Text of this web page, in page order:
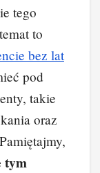
tego
to
bez lat
pod
takie
oraz
tym